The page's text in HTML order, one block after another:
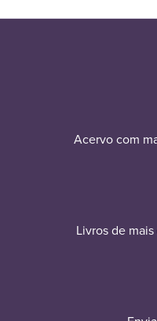
Acervo com
Livros de